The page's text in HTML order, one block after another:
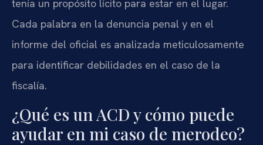
tenía un propósito lícito para estar en el lugar.
Cada palabra en la denuncia penal y en el
informe del oficial es analizada meticulosamente
para identificar debilidades en el caso de la
fiscalía.
¿Qué es un ACD y cómo puede
ayudar en mi caso de merodeo?